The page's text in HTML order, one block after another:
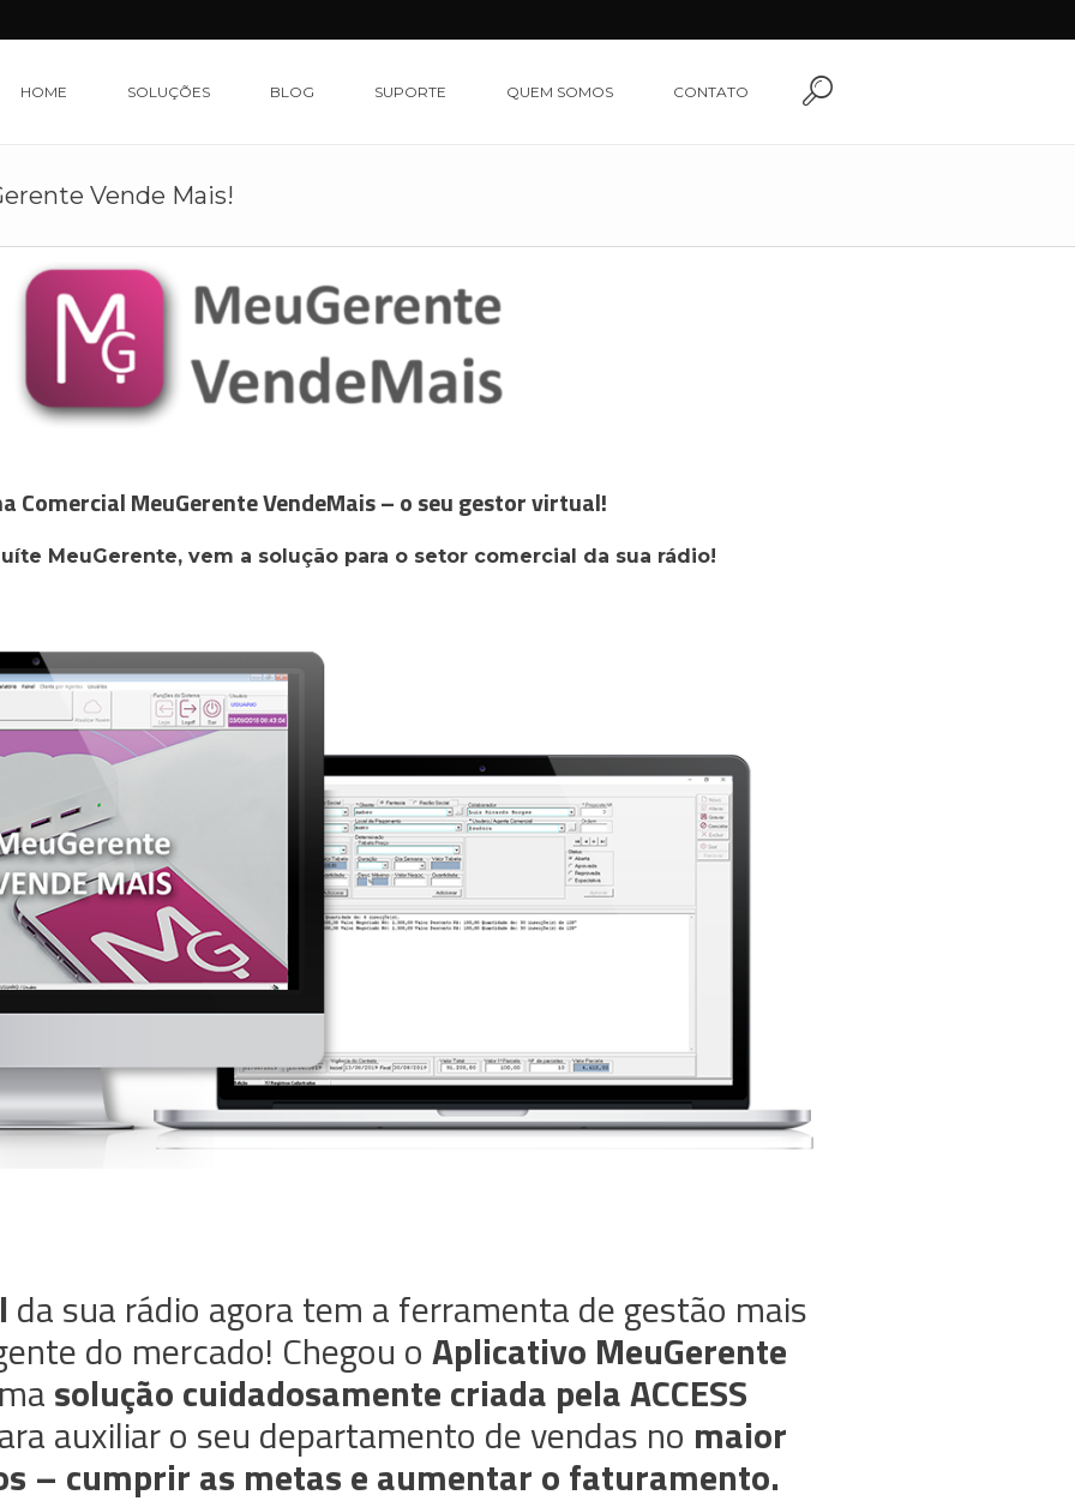
HOME SOLUÇÕES BLOG SUPORTE QUEM SOMOS CONTATO
Vende Mais!
Comercial MeuGerente VendeMais – o seu gestor virtual!
MeuGerente, vem a solução para o setor comercial da sua rádio!
da sua rádio agora tem a ferramenta de gestão mais
do mercado! Chegou oAplicativo MeuGerente
solução cuidadosamente criada pela ACCESS
auxiliar o seu departamento de vendas no maior
– cumprir as metas e aumentar o faturamento.